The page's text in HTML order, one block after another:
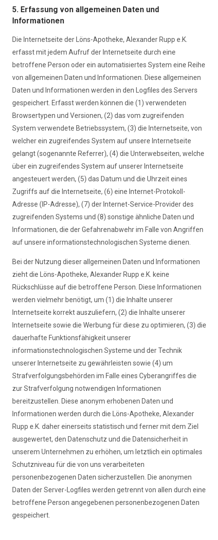
5. Erfassung von allgemeinen Daten und
Informationen
Die Internetseite der Löns-Apotheke, Alexander Rupp e.K.
erfasst mit jedem Aufruf der Internetseite durch eine
betroffene Person oder ein automatisiertes System eine Reihe
von allgemeinen Daten und Informationen. Diese allgemeinen
Daten und Informationen werden in den Logfiles des Servers
gespeichert. Erfasst werden können die (1) verwendeten
Browsertypen und Versionen, (2) das vom zugreifenden
System verwendete Betriebssystem, (3) die Internetseite, von
welcher ein zugreifendes System auf unsere Internetseite
gelangt (sogenannte Referrer), (4) die Unterwebseiten, welche
über ein zugreifendes System auf unserer Internetseite
angesteuert werden, (5) das Datum und die Uhrzeit eines
Zugriffs auf die Internetseite, (6) eine Internet-Protokoll-
Adresse (IP-Adresse), (7) der Internet-Service-Provider des
zugreifenden Systems und (8) sonstige ähnliche Daten und
Informationen, die der Gefahrenabwehr im Falle von Angriffen
auf unsere informationstechnologischen Systeme dienen.
Bei der Nutzung dieser allgemeinen Daten und Informationen
zieht die Löns-Apotheke, Alexander Rupp e.K. keine
Rückschlüsse auf die betroffene Person. Diese Informationen
werden vielmehr benötigt, um (1) die Inhalte unserer
Internetseite korrekt auszuliefern, (2) die Inhalte unserer
Internetseite sowie die Werbung für diese zu optimieren, (3) die
dauerhafte Funktionsfähigkeit unserer
informationstechnologischen Systeme und der Technik
unserer Internetseite zu gewährleisten sowie (4) um
Strafverfolgungsbehörden im Falle eines Cyberangriffes die
zur Strafverfolgung notwendigen Informationen
bereitzustellen. Diese anonym erhobenen Daten und
Informationen werden durch die Löns-Apotheke, Alexander
Rupp e.K. daher einerseits statistisch und ferner mit dem Ziel
ausgewertet, den Datenschutz und die Datensicherheit in
unserem Unternehmen zu erhöhen, um letztlich ein optimales
Schutzniveau für die von uns verarbeiteten
personenbezogenen Daten sicherzustellen. Die anonymen
Daten der Server-Logfiles werden getrennt von allen durch eine
betroffene Person angegebenen personenbezogenen Daten
gespeichert.